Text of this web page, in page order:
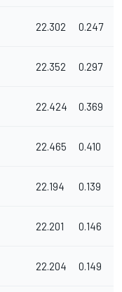
22.302 0.247
22.352 0.297
22.424 0.369
22.465 0.410
22.194 0.139
22.201 0.146
22.204 0.149